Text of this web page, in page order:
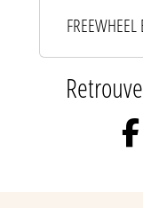
FREEWHEEL